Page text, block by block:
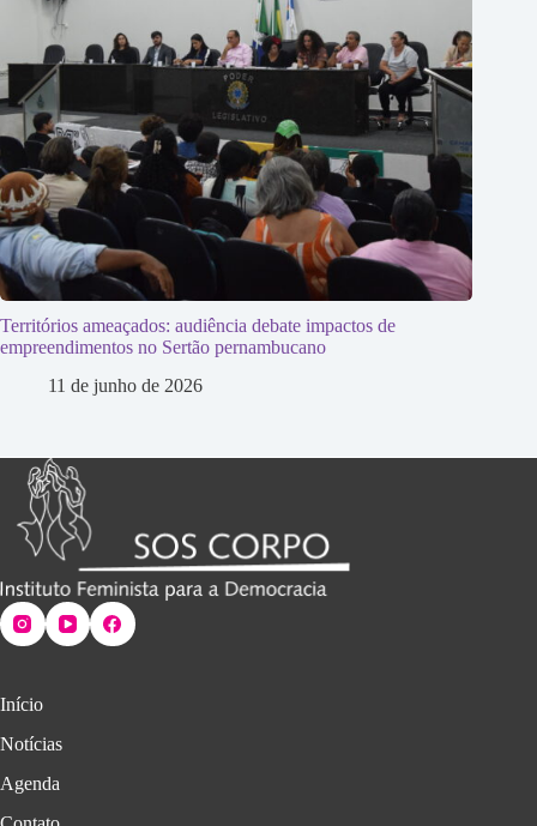
Territórios ameaçados: audiência debate impactos de
empreendimentos no Sertão pernambucano
11 de junho de 2026
Início
Notícias
Agenda